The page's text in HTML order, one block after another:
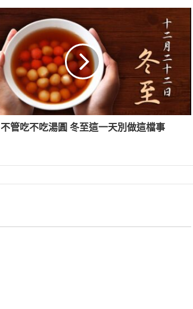
不管吃不吃湯圓 冬至這一天別做這檔事